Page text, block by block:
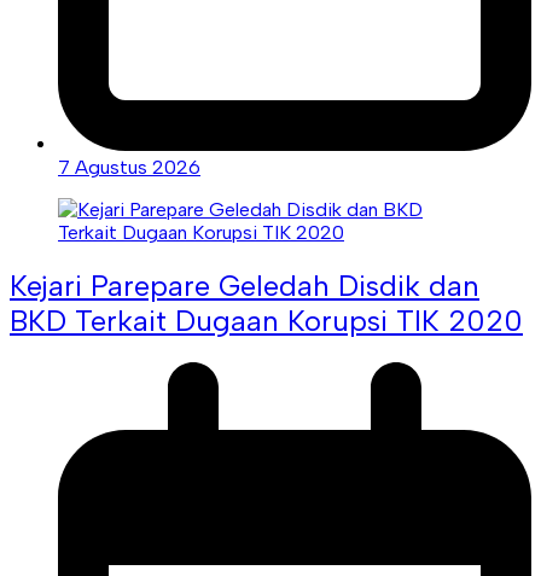
7 Agustus 2026
Kejari Parepare Geledah Disdik dan
BKD Terkait Dugaan Korupsi TIK 2020